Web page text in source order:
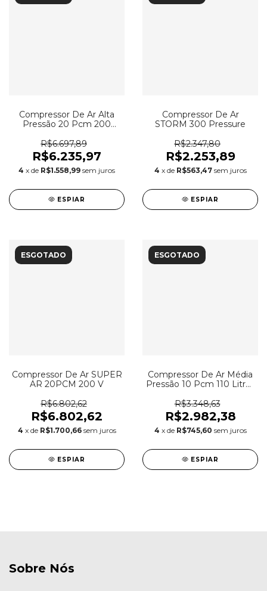
Compressor De Ar Alta
Pressão 20 Pcm 200
APV 200L
R$6.697,89
R$6.235,97
4 x de R$1.558,99 sem juros
ESPIAR
Compressor De Ar
STORM 300 Pressure
R$2.347,80
R$2.253,89
4 x de R$563,47 sem juros
ESPIAR
ESGOTADO
Compressor De Ar SUPER
AR 20PCM 200 V
R$6.802,62
R$6.802,62
4 x de R$1.700,66 sem juros
ESPIAR
ESGOTADO
Compressor De Ar Média
Pressão 10 Pcm 110 Litros
R$3.348,63
R$2.982,38
4 x de R$745,60 sem juros
ESPIAR
Sobre Nós